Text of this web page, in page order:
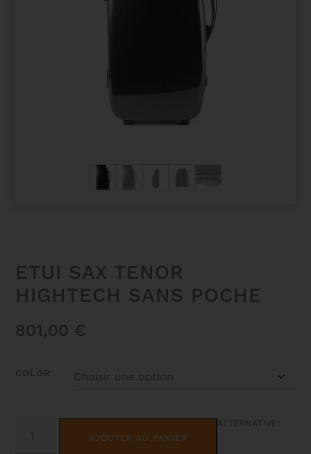
ETUI SAX TENOR
HIGHTECH SANS POCHE
801,00 €
COLOR
QUANTITÉ
AJOUTER AU PANIER
ALTERNATIVE: